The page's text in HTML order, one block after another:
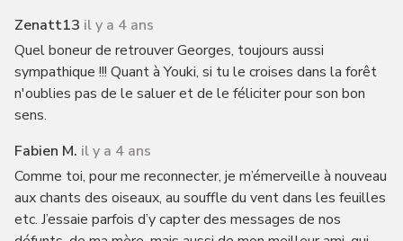
Zenatt13 il y a 4 ans
Quel boneur de retrouver Georges, toujours aussi
sympathique !!! Quant à Youki, si tu le croises dans la forêt
n'oublies pas de le saluer et de le féliciter pour son bon
sens.
Fabien M. il y a 4 ans
Comme toi, pour me reconnecter, je m’émerveille à nouveau
aux chants des oiseaux, au souffle du vent dans les feuilles
etc. J’essaie parfois d’y capter des messages de nos